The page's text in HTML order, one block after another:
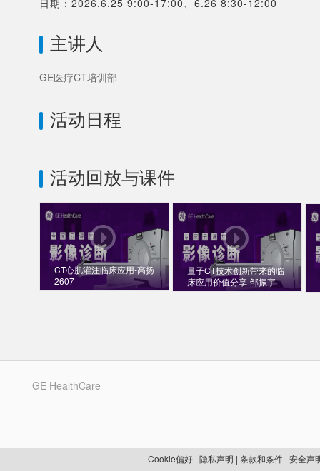
主讲人
GE医疗CT培训部
活动日程
活动回放与课件
CT心肌灌注临床应用-高扬
2607
量子CT技术创新带来的临
床应用价值分享-邹振宇
GE HealthCare
Cookie偏好| 隐私声明 | 条款和条件| 安全声